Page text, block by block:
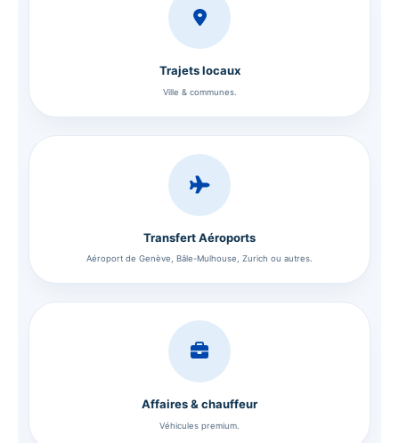
Trajets locaux
Ville & communes.
Transfert Aéroports
Aéroport de Genève, Bâle-Mulhouse, Zurich ou autres.
Affaires & chauffeur
Véhicules premium.